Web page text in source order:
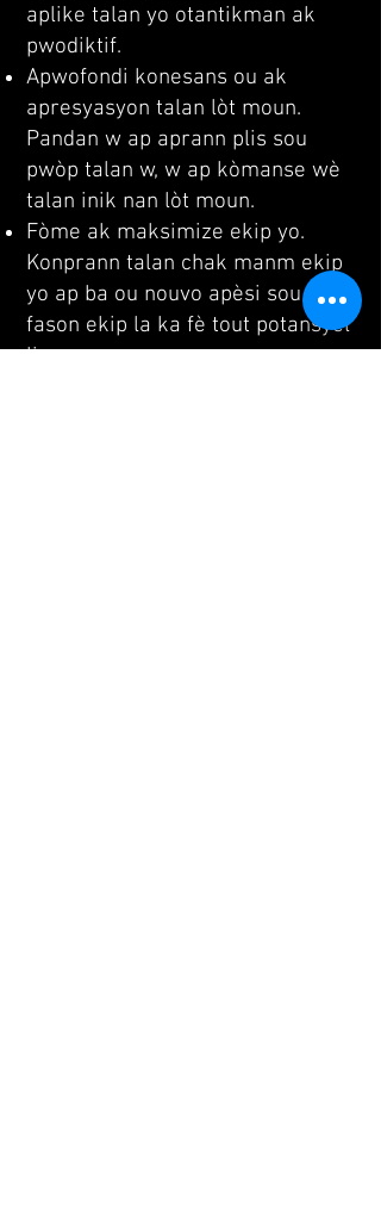
aplike talan yo otantikman ak
pwodiktif.
Apwofondi konesans ou ak
apresyasyon talan lòt moun.
Pandan w ap aprann plis sou
pwòp talan w, w ap kòmanse wè
talan inik nan lòt moun.
Fòme ak maksimize ekip yo.
Konprann talan chak manm ekip
yo ap ba ou nouvo apèsi sou
fason ekip la ka fè tout potansyèl
li.